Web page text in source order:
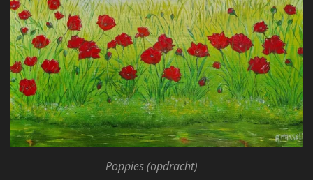
Poppies (opdracht)